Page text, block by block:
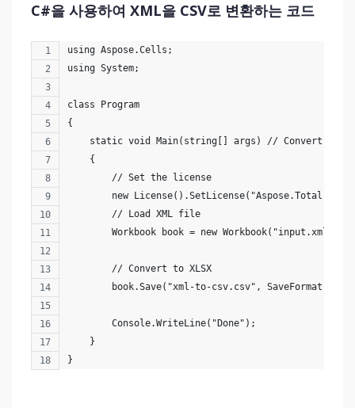
C#을 사용하여 XML을 CSV로 변환하는 코드
using Aspose.Cells;
using System;
class Program
{
static void Main(string[] args) // Convert XML
    {
        // Set the license
new
        // Load XML file
        Workbook book = new Workbook("input.xml");
        // Convert to XLSX
        book.Save("xml-to-csv.csv", SaveFormat.Csv);
        Console.WriteLine("Done");
    }
}